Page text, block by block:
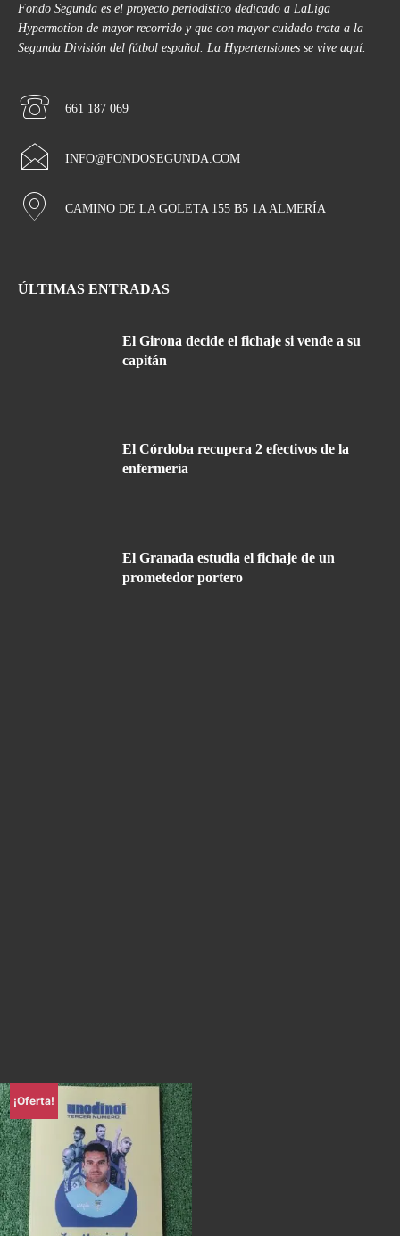
Fondo Segunda es el proyecto periodístico dedicado a LaLiga
Hypermotion de mayor recorrido y que con mayor cuidado trata a la
Segunda División del fútbol español. La Hypertensiones se vive aquí.
661 187 069
INFO@FONDOSEGUNDA.COM
CAMINO DE LA GOLETA 155 B5 1A ALMERÍA
ÚLTIMAS ENTRADAS
El Girona decide el fichaje si vende a su
capitán
El Córdoba recupera 2 efectivos de la
enfermería
El Granada estudia el fichaje de un
prometedor portero
¡Oferta!